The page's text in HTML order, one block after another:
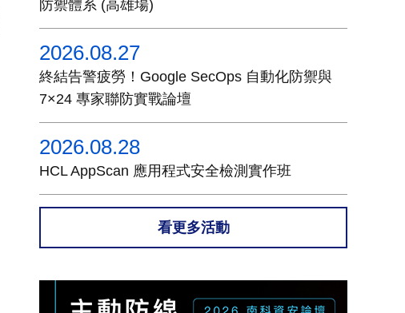
防禦體系 (高雄場)
2026.08.27
終結告警疲勞！Google SecOps 自動化防禦與
7×24 專家聯防實戰論壇
2026.08.28
HCL AppScan 應用程式安全檢測實作班
看更多活動